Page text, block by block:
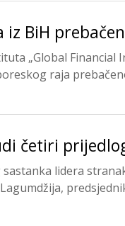
BiH
„Global Financial
raja
četiri
lidera